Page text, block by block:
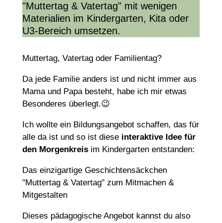
"Muttertag & Vatertag" mit wenigen
Materialien im Kindergarten, Kita oder
U3-Bereich umsetzen.
Muttertag, Vatertag oder Familientag?
Da jede Familie anders ist und nicht immer aus
Mama und Papa besteht, habe ich mir etwas
Besonderes überlegt.😉
Ich wollte ein Bildungsangebot schaffen, das für
alle da ist und so ist diese interaktive Idee für
den Morgenkreisim Kindergarten entstanden:
Das einzigartige Geschichtensäckchen
"Muttertag & Vatertag" zum Mitmachen &
Mitgestalten
Dieses pädagogische Angebot kannst du also